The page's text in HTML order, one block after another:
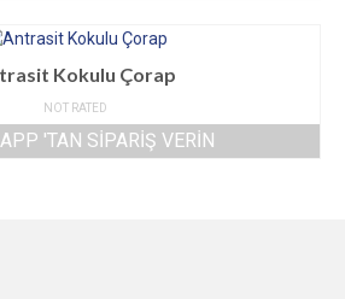
Kokulu Çorap
NOT RATED
'TAN SIPARIŞ VERIN